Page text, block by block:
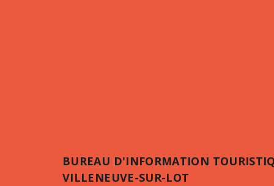
BUREAU D'INFORMATION
VILLENEUVE-SUR-LOT